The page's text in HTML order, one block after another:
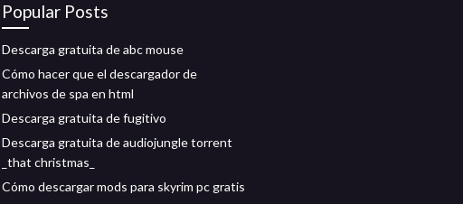
Popular Posts
Descarga gratuita de abc mouse
Cómo hacer que el descargador de
archivos de spa en html
Descarga gratuita de fugitivo
Descarga gratuita de audiojungle torrent
_that christmas_
Cómo descargar mods para skyrim pc gratis